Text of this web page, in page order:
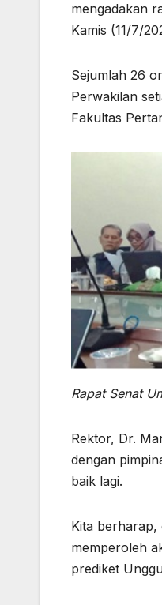
mengadakan
Kamis (11/7/
Sejumlah 26
Perwakilan
Fakultas
Rapat Senat
Rektor, Dr.
dengan
baik lagi.
Kita berharap,
memperoleh
prediket